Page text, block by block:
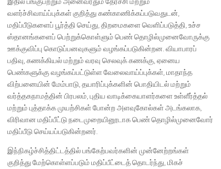
வளர்ச்சிவாய்ப்புக்கள் குறித்து கண்காணிக்கப்படுவதுடன்,
மதிப்பீடுகளைப் பூர்த்தி செய்து, திறமைகளை வெளிப்படுத்தி, உச்ச
ஸ்தானங்களைப் பெற்றுக்கொள்ளும் பெண் தொழில்முனைவோருக்கு
ஊக்குவிப்பு கொடுப்பனவுகளும் வழங்கப்படுகின்றன. வியாபாரப்
பதிவு, கணக்கியல் மற்றும் வரவு செலவுக் கணக்கு, ஏனைய
பெண்களுக்கு வழங்கப்பட்டுள்ள வேலைவாய்ப்புக்கள், மாதாந்த
விற்பனையின் மேம்பாடு, தயாரிப்புக்களின் பொதியிடல் மற்றும்
வர்த்தகநாமத்தின் பிரபலம், புதிய வாடிக்கையாளர்களை உள்ளீர்த்தல்
மற்றும் புத்தாக்க முயற்சிகள் போன்ற அளவுகோல்கள் அடங்கலாக,
விரிவான மதிப்பீட்டு நடைமுறையினூடாக பெண் தொழில்முனைவோர்
மதிப்பீடு செய்யப்படுகின்றனர்.
இந்நிகழ்ச்சித்திட்டத்தில் பங்கேற்பவர்களின் முன்னேற்றங்கள்
குறித்து மேற்கொள்ளப்படும் மதிப்பீட்டைத் தொடர்ந்து, மிகச்